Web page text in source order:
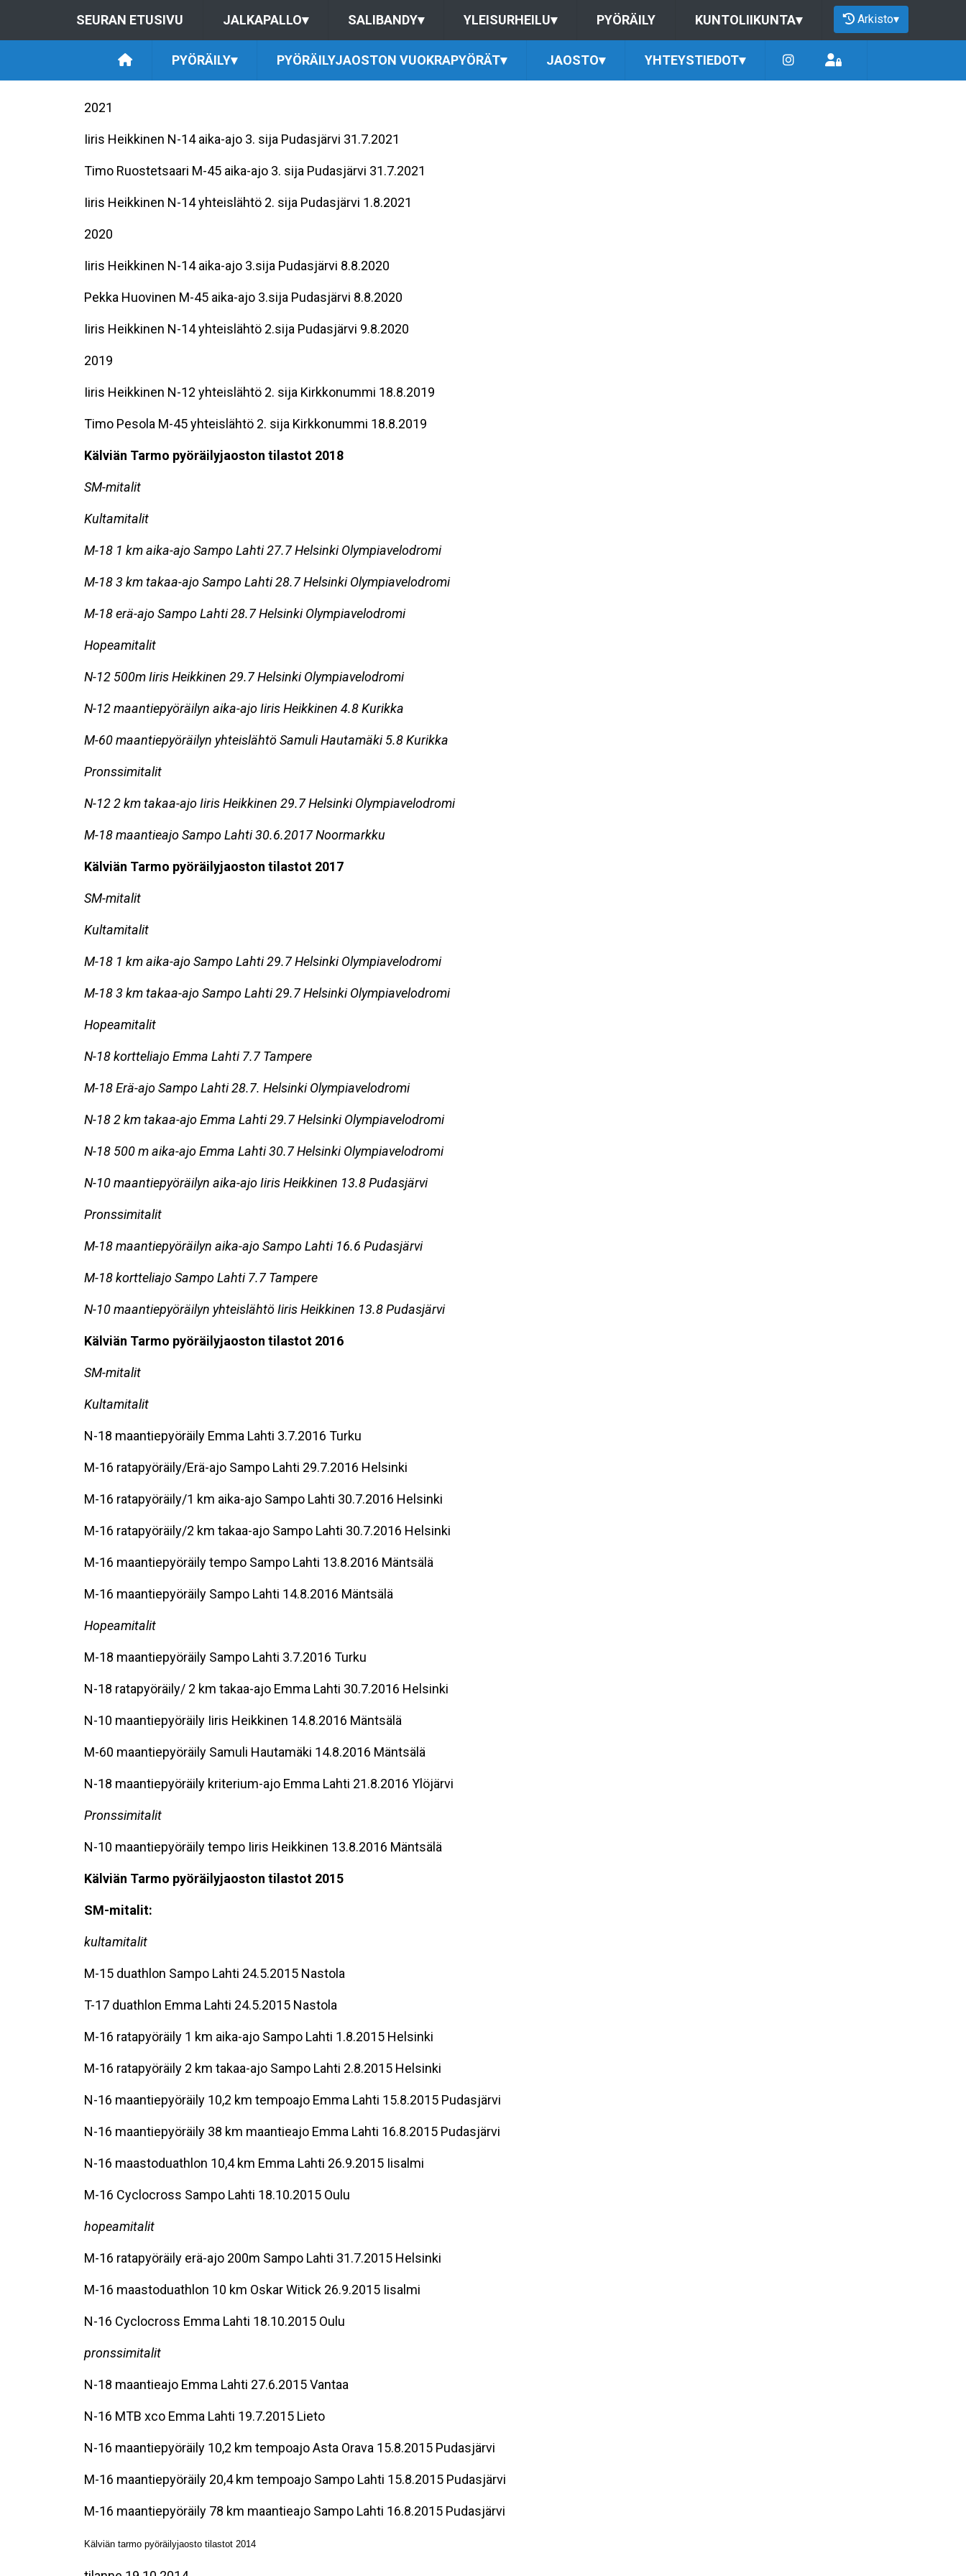
SEURAN ETUSIVU JALKAPALLO▾ SALIBANDY▾ YLEISURHEILU▾ PYÖRÄILY KUNTOLIIKUNTA▾ Arkisto▾
PYÖRÄILY▾ PYÖRÄILYJAOSTON VUOKRAPYÖRÄT▾ JAOSTO▾ YHTEYSTIEDOT▾
2021
Iiris Heikkinen N-14 aika-ajo 3. sija Pudasjärvi 31.7.2021
Timo Ruostetsaari M-45 aika-ajo 3. sija Pudasjärvi 31.7.2021
Iiris Heikkinen N-14 yhteislähtö 2. sija Pudasjärvi 1.8.2021
2020
Iiris Heikkinen N-14 aika-ajo 3.sija Pudasjärvi 8.8.2020
Pekka Huovinen M-45 aika-ajo 3.sija Pudasjärvi 8.8.2020
Iiris Heikkinen N-14 yhteislähtö 2.sija Pudasjärvi 9.8.2020
2019
Iiris Heikkinen N-12 yhteislähtö 2. sija Kirkkonummi 18.8.2019
Timo Pesola M-45 yhteislähtö 2. sija Kirkkonummi 18.8.2019
Kälviän Tarmo pyöräilyjaoston tilastot 2018
SM-mitalit
Kultamitalit
M-18 1 km aika-ajo Sampo Lahti 27.7Helsinki Olympiavelodromi
M-18 3 km takaa-ajo Sampo Lahti 28.7Helsinki Olympiavelodromi
M-18 erä-ajo Sampo Lahti 28.7 Helsinki Olympiavelodromi
Hopeamitalit
N-12 500m Iiris Heikkinen 29.7 Helsinki Olympiavelodromi
N-12 maantiepyöräilyn aika-ajo Iiris Heikkinen 4.8 Kurikka
M-60 maantiepyöräilyn yhteislähtö Samuli Hautamäki 5.8 Kurikka
Pronssimitalit
N-12 2 km takaa-ajo Iiris Heikkinen 29.7 Helsinki Olympiavelodromi
M-18 maantieajo Sampo Lahti 30.6.2017 Noormarkku
Kälviän Tarmo pyöräilyjaoston tilastot 2017
SM-mitalit
Kultamitalit
M-18 1 km aika-ajo Sampo Lahti 29.7Helsinki Olympiavelodromi
M-18 3 km takaa-ajo Sampo Lahti 29.7Helsinki Olympiavelodromi
Hopeamitalit
N-18 kortteliajo Emma Lahti 7.7 Tampere
M-18 Erä-ajo Sampo Lahti 28.7. Helsinki Olympiavelodromi
N-18 2 km takaa-ajo Emma Lahti 29.7Helsinki Olympiavelodromi
N-18 500 m aika-ajo Emma Lahti 30.7Helsinki Olympiavelodromi
N-10 maantiepyöräilyn aika-ajo Iiris Heikkinen 13.8 Pudasjärvi
Pronssimitalit
M-18 maantiepyöräilyn aika-ajo Sampo Lahti 16.6 Pudasjärvi
M-18 kortteliajo Sampo Lahti 7.7 Tampere
N-10 maantiepyöräilyn yhteislähtö Iiris Heikkinen 13.8 Pudasjärvi
Kälviän Tarmo pyöräilyjaoston tilastot 2016
SM-mitalit
Kultamitalit
N-18 maantiepyöräily Emma Lahti 3.7.2016 Turku
M-16 ratapyöräily/Erä-ajo Sampo Lahti 29.7.2016 Helsinki
M-16 ratapyöräily/1 km aika-ajo Sampo Lahti 30.7.2016 Helsinki
M-16 ratapyöräily/2 km takaa-ajo Sampo Lahti 30.7.2016 Helsinki
M-16 maantiepyöräily tempo Sampo Lahti 13.8.2016 Mäntsälä
M-16 maantiepyöräily Sampo Lahti 14.8.2016 Mäntsälä
Hopeamitalit
M-18 maantiepyöräily Sampo Lahti 3.7.2016 Turku
N-18 ratapyöräily/ 2 km takaa-ajo Emma Lahti 30.7.2016 Helsinki
N-10 maantiepyöräily Iiris Heikkinen 14.8.2016 Mäntsälä
M-60 maantiepyöräily Samuli Hautamäki 14.8.2016 Mäntsälä
N-18 maantiepyöräily kriterium-ajo Emma Lahti 21.8.2016 Ylöjärvi
Pronssimitalit
N-10 maantiepyöräily tempo Iiris Heikkinen 13.8.2016 Mäntsälä
Kälviän Tarmo pyöräilyjaoston tilastot 2015
SM-mitalit:
kultamitalit
M-15 duathlon Sampo Lahti 24.5.2015 Nastola
T-17 duathlon Emma Lahti 24.5.2015 Nastola
M-16 ratapyöräily 1 km aika-ajo Sampo Lahti 1.8.2015 Helsinki
M-16 ratapyöräily 2 km takaa-ajo Sampo Lahti 2.8.2015 Helsinki
N-16 maantiepyöräily 10,2 km tempoajo Emma Lahti 15.8.2015 Pudasjärvi
N-16 maantiepyöräily 38 km maantieajo Emma Lahti 16.8.2015 Pudasjärvi
N-16 maastoduathlon 10,4 km Emma Lahti 26.9.2015 Iisalmi
M-16 Cyclocross Sampo Lahti 18.10.2015 Oulu
hopeamitalit
M-16 ratapyöräily erä-ajo 200m Sampo Lahti 31.7.2015 Helsinki
M-16 maastoduathlon 10 km Oskar Witick 26.9.2015 Iisalmi
N-16 Cyclocross Emma Lahti 18.10.2015 Oulu
pronssimitalit
N-18 maantieajo Emma Lahti 27.6.2015 Vantaa
N-16 MTB xco Emma Lahti 19.7.2015 Lieto
N-16 maantiepyöräily 10,2 km tempoajo Asta Orava 15.8.2015 Pudasjärvi
M-16 maantiepyöräily 20,4 km tempoajo Sampo Lahti 15.8.2015 Pudasjärvi
M-16 maantiepyöräily 78 km maantieajo Sampo Lahti 16.8.2015 Pudasjärvi
Kälviän tarmo pyöräilyjaosto tilastot 2014